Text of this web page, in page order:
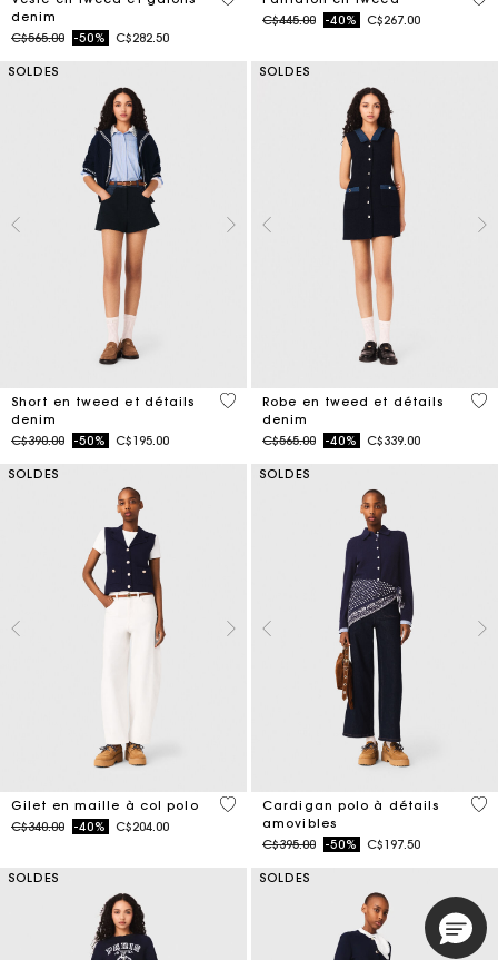
denim
Price reduced from
C$565.00to-50% C$282.50
Price reduced from
C$445.00to-40% C$267.00
SOLDES
Short en tweed et détails
denim
Price reduced from
C$390.00to-50% C$195.00
3,2 out of 5 Customer Rating
SOLDES
Robe en tweed et détails
denim
Price reduced from
C$565.00to-40% C$339.00
5
SOLDES
Gilet en maille à col polo
Price reduced from
C$340.00to-40% C$204.00
3,4 out of 5 Customer Rating
SOLDES
Cardigan polo à détails
amovibles
Price reduced from
C$395.00to-50% C$197.50
4,4
SOLDES SOLDES